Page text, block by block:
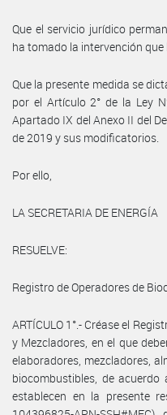
Que el servicio jurídico
ha tomado la intervención que
Que la presente medida se
por el Artículo 2° de la Ley
Apartado IX del Anexo II del
de 2019 y sus modificatorios.
Por ello,
LA SECRETARIA DE ENERGÍA
RESUELVE:
Registro de Operadores de
ARTÍCULO 1°.- Créase el
y Mezcladores, en el que
elaboradores, mezcladores,
biocombustibles, de
establecen en la presente